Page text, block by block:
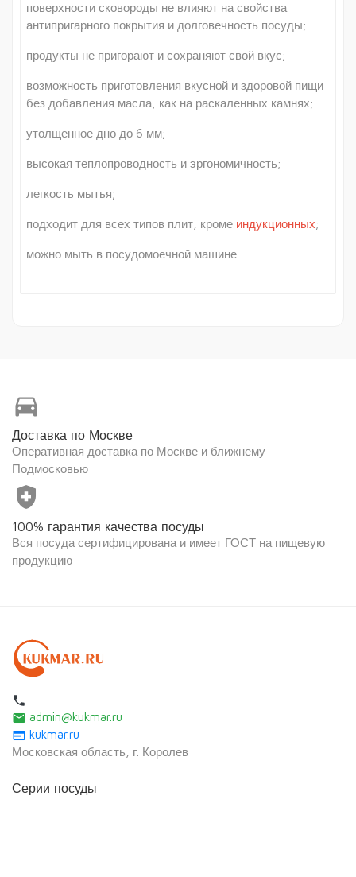
поверхности сковороды не влияют на свойства
антипригарного покрытия и долговечность посуды;
продукты не пригорают и сохраняют свой вкус;
возможность приготовления вкусной и здоровой пищи
без добавления масла, как на раскаленных камнях;
утолщенное дно до 6 мм;
высокая теплопроводность и эргономичность;
легкость мытья;
подходит для всех типов плит, кроме индукционных;
можно мыть в посудомоечной машине.
directions_car
Доставка по Москве
Оперативная доставка по Москве и ближнему
Подмосковью
health_and_safety
100% гарантия качества посуды
Вся посуда сертифицирована и имеет ГОСТ на пищевую
продукцию
local_phone
email admin@kukmar.ru
web kukmar.ru
Московская область, г. Королев
Серии посуды